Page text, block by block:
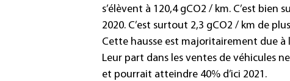
s’élèvent à 120,4 gCO2 / km. C’est bien
2020. C’est surtout 2,3 gCO2 / km de
Cette hausse est majoritairement due à
Leur part dans les ventes de véhicules
et pourrait atteindre 40% d’ici 2021.